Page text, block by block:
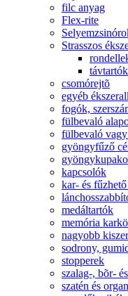
filc anyag
Flex-rite
Strasszos
csomórejtõ
egyéb
fogók,
fülbevaló
fülbevaló
gyöngyfűző
kapcsolók
kar- és
medáltartók
memória
nagyobb
sodrony,
stopperek
szalag-, bõr-
szatén és